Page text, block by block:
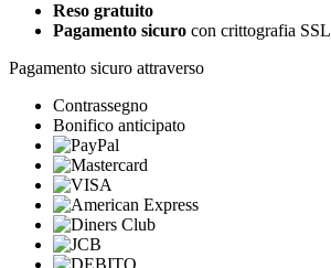
Reso gratuito
Pagamento sicuro con crittografia SSL
Pagamento sicuro attraverso
Contrassegno
Bonifico anticipato